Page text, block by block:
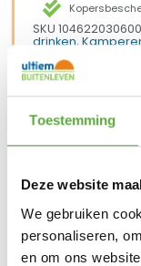
Toestemming
Deze website
We gebruiken
personaliseren,
en om ons
SKU
drinken,
Productkleur
Gratis
Achteraf
GERELATEERDE